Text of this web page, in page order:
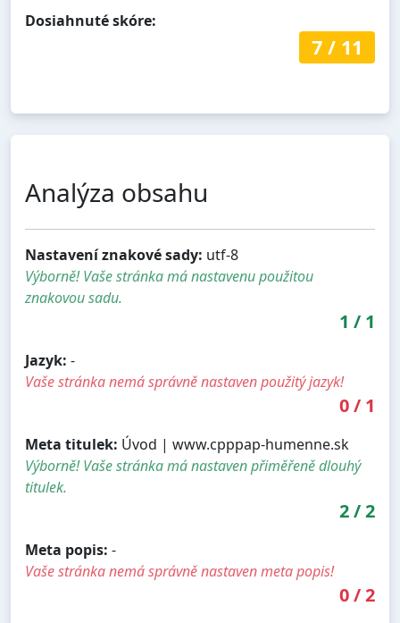
Dosiahnuté skóre:
7/ 11
Analýza obsahu
Nastavení znakové sady: utf-8
Výborně! Vaše stránka má nastavenu použitou
znakovou sadu.
1 / 1
Jazyk: -
Vaše stránka nemá správně nastaven použitý jazyk!
0/ 1
Meta titulek: Úvod | www.cpppap-humenne.sk
Výborně! Vaše stránka má nastaven přiměřeně dlouhý
titulek.
2/2
Meta popis: -
Vaše stránka nemá správně nastaven meta popis!
0/2